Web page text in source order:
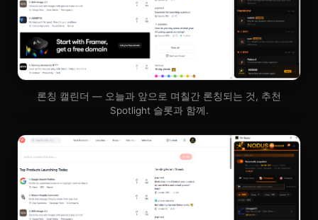
론칭 캘린더 — 오늘과 앞으로 며칠간 론칭되는 것, 추천
Spotlight 슬롯과 함께.